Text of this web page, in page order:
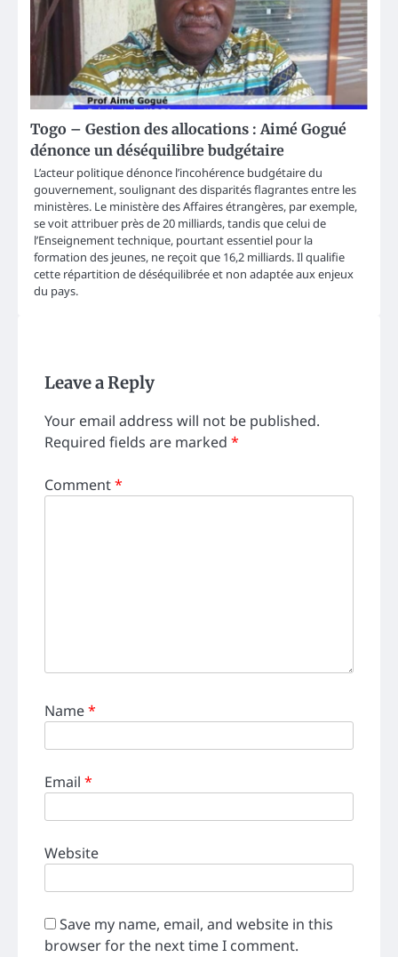
Togo – Gestion des allocations : Aimé Gogué
dénonce un déséquilibre budgétaire
L’acteur politique dénonce l’incohérence budgétaire du
gouvernement, soulignant des disparités flagrantes entre les
ministères. Le ministère des Affaires étrangères, par exemple,
se voit attribuer près de 20 milliards, tandis que celui de
l’Enseignement technique, pourtant essentiel pour la
formation des jeunes, ne reçoit que 16,2 milliards. Il qualifie
cette répartition de déséquilibrée et non adaptée aux enjeux
du pays.
Leave a Reply
Your email address will not be published.
Required fields are marked *
Comment*
Name*
Email *
Website
Save my name, email, and website in this
browser for the next time I comment.